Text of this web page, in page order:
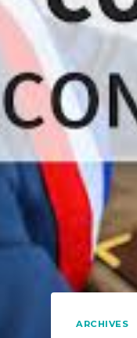
ARCHIVES